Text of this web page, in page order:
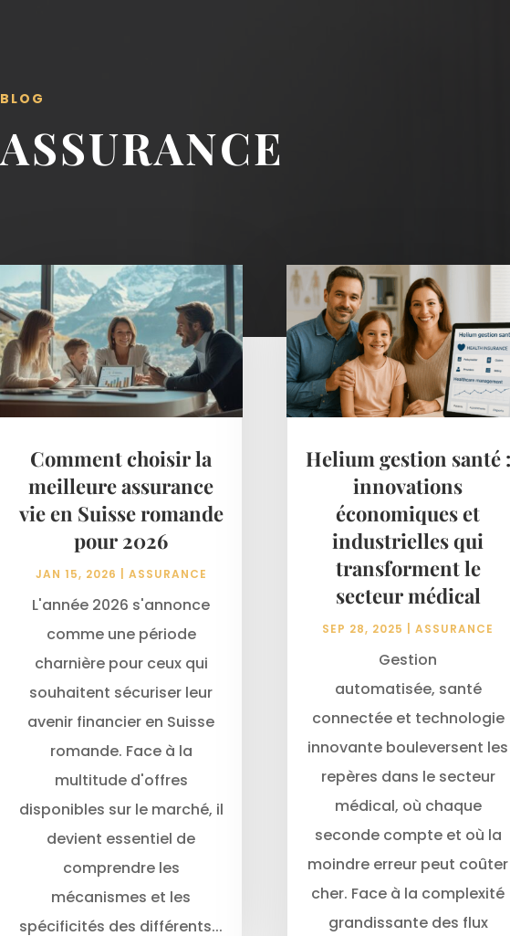
BLOG
ASSURANCE
Comment choisir la
meilleure assurance
vie en Suisse romande
pour 2026
JAN 15, 2026 ASSURANCE
L'année 2026 s'annonce
comme une période
charnière pour ceux qui
souhaitent sécuriser leur
avenir financier en Suisse
romande. Face à la
multitude d'offres
disponibles sur le marché, il
devient essentiel de
comprendre les
mécanismes et les
spécificités des différents...
Helium gestion santé :
innovations
économiques et
industrielles qui
transforment le
secteur médical
SEP 28, 2025 |ASSURANCE
Gestion
automatisée, santé
connectée et technologie
innovante bouleversent les
repères dans le secteur
médical, où chaque
seconde compte et où la
moindre erreur peut coûter
cher. Face à la complexité
grandissante des flux